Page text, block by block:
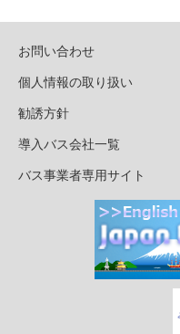
お問い合わせ
個人情報の取り扱い
勧誘方針
導入バス会社一覧
バス事業者専用サイト